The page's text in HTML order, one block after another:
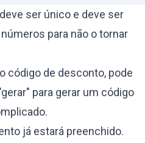
ser único e deve ser
para não o tornar
código de desconto, pode
para gerar um código
já estará preenchido.